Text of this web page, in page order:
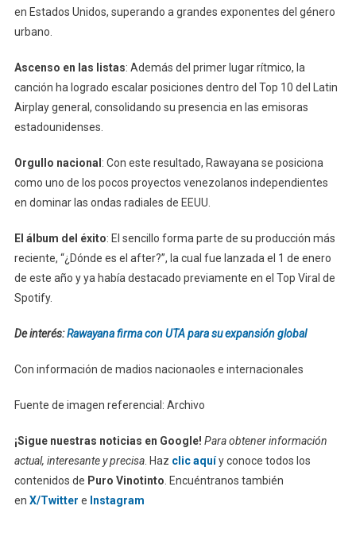
en Estados Unidos, superando a grandes exponentes del género
urbano.
Ascenso en las listas: Además del primer lugar rítmico, la
canción ha logrado escalar posiciones dentro del Top 10 del Latin
Airplay general, consolidando su presencia en las emisoras
estadounidenses.
Orgullo nacional : Con este resultado, Rawayana se posiciona
como uno de los pocos proyectos venezolanos independientes
en dominar las ondas radiales de EEUU.
El álbum del éxito: El sencillo forma parte de su producción más
reciente, “¿Dónde es el after?”, la cual fue lanzada el 1 de enero
de este año y ya había destacado previamente en el Top Viral de
Spotify.
De interés:Rawayana firma con UTA para su expansión global
Con información de madios nacionaoles e internacionales
Fuente de imagen referencial: Archivo
¡Sigue nuestras noticias en Google! Para obtener información
actual, interesante y precisa. Haz clic aquíy conoce todos los
contenidos de Puro Vinotinto . Encuéntranos también
en X/Twitter e Instagram